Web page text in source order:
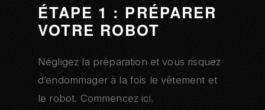
ÉTAPE 1 : PRÉPARER
VOTRE ROBOT
Négligez la préparation et vous risquez
d’endommager à la fois le vêtement et
le robot. Commencez ici.